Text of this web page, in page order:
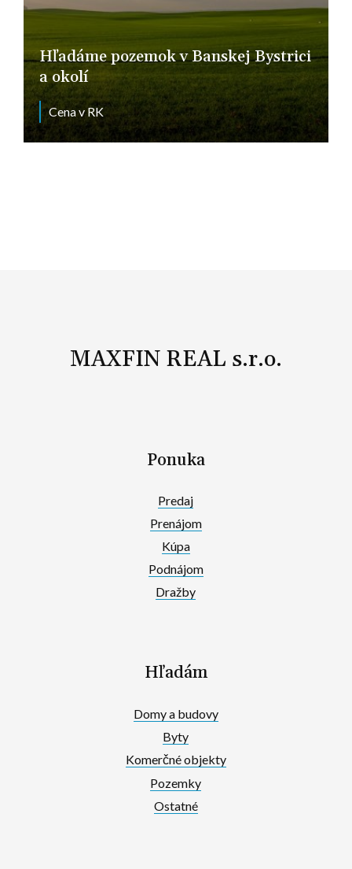
Hľadáme pozemok v Banskej Bystrici
a okolí
Cena v RK
MAXFIN REAL s.r.o.
Ponuka
Predaj
Prenájom
Kúpa
Podnájom
Dražby
Hľadám
Domy a budovy
Byty
Komerčné objekty
Pozemky
Ostatné